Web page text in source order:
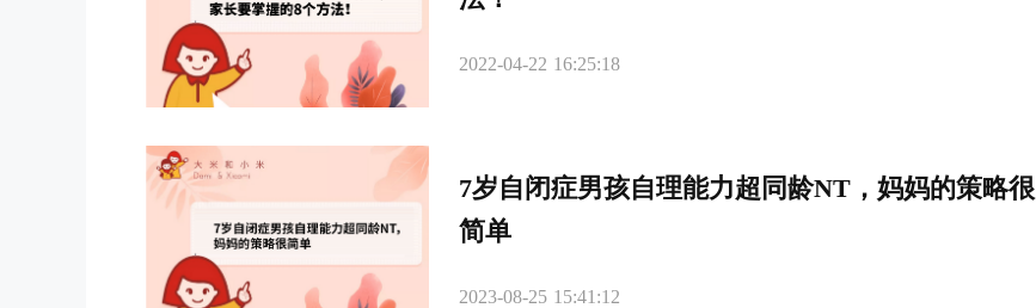
2022-04-22 16:25:18
7岁自闭症男孩自理能力超同龄NT，妈妈的策略很
简单
2023-08-25 15:41:12